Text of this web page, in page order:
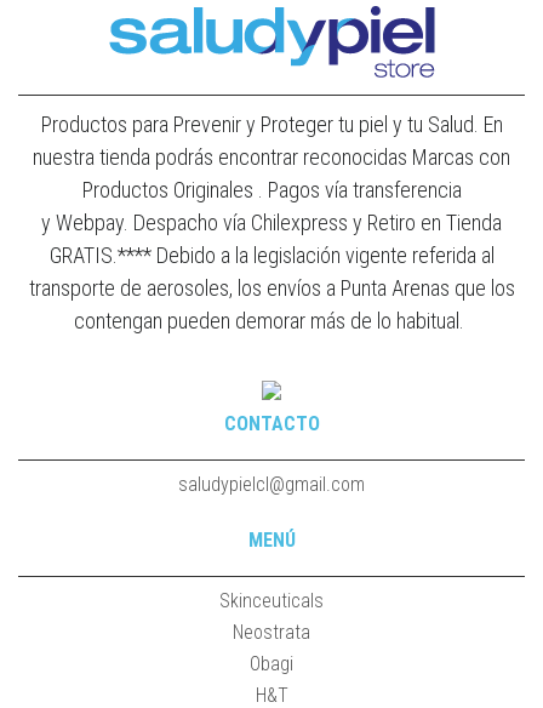
Productos para Prevenir y Proteger tu piel y tu Salud. En
nuestra tienda podrás encontrar reconocidas Marcas con
Productos Originales . Pagos vía transferencia
y Webpay. Despacho vía Chilexpress y Retiro en Tienda
GRATIS.**** Debido a la legislación vigente referida al
transporte de aerosoles, los envíos a Punta Arenas que los
contengan pueden demorar más de lo habitual.
CONTACTO
saludypielcl@gmail.com
MENÚ
Skinceuticals
Neostrata
Obagi
H&T